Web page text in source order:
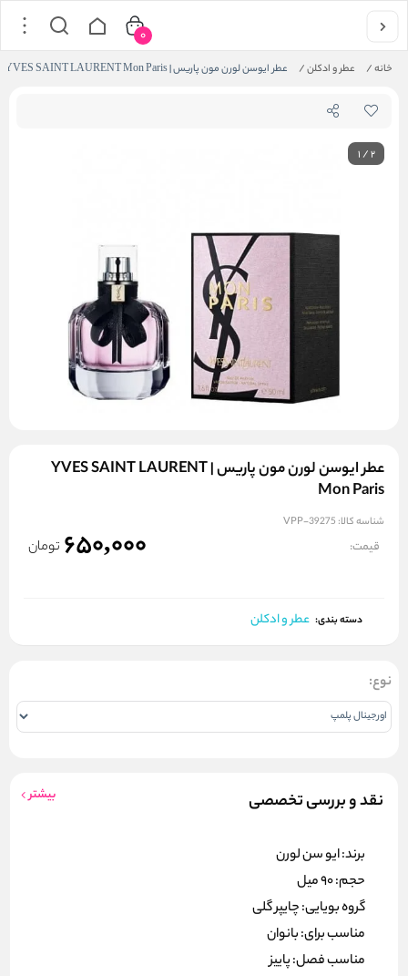
خانه/ عطر و ادکلن/ عطر ایوسن لورن مون پاریس | YVES SAINT LAURENT Mon Paris
0
1/2
عطر ایوسن لورن مون پاریس | YVES SAINT LAURENT
Mon Paris
شناسه کالا: VPP-39275
قیمت: 650,000 تومان
دسته بندی: عطر و ادکلن
نقد و بررسی تخصصی بیشتر
برند: ایو سن لورن
حجم: 90 میل
گروه بویایی: چایپر گلی
مناسب برای: بانوان
مناسب فصل: پاییز
نوع: